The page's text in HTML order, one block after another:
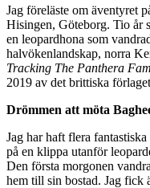
Jag föreläste om äventyret
Hisingen, Göteborg. Tio år
en leopardhona som
halvökenlandskap, norra
Tracking The Panthera
2019 av det brittiska
Drömmen att möta
Jag har haft flera
på en klippa utanför
Den första morgonen
hem till sin bostad. Jag fick